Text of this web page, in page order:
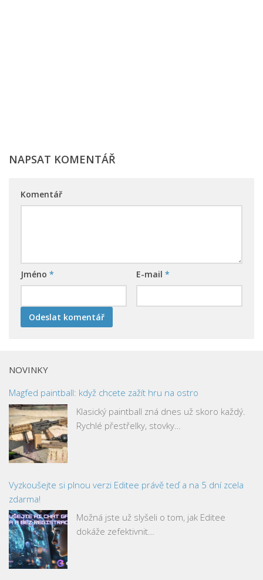
NAPSAT KOMENTÁŘ
Komentář
Jméno * E-mail *
NOVINKY
Magfed paintball: když chcete zažít hru na ostro
Klasický paintball zná dnes už skoro každý.
Rychlé přestřelky, stovky…
Vyzkoušejte si plnou verzi Editee právě teď a na 5 dní zcela
zdarma!
Možná jste už slyšeli o tom, jak Editee
dokáže zefektivnit…